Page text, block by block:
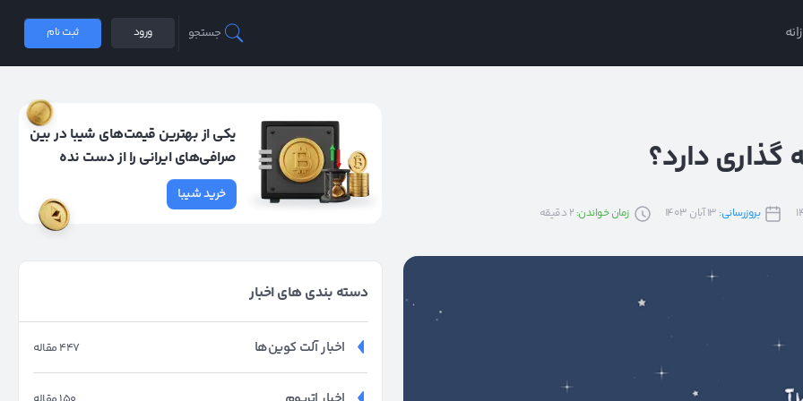
جستجو ورود ثبت نام
گذاری دارد؟
بروزرسانی: زمان خواندن: 2 دقیقه
یکی از بهترین قیمت‌های شیبا در بین
صرافی‌های ایرانی را از دست نده
خرید شیبا
دسته بندی های اخبار
447 مقاله اخبار آلت کوین‌ها